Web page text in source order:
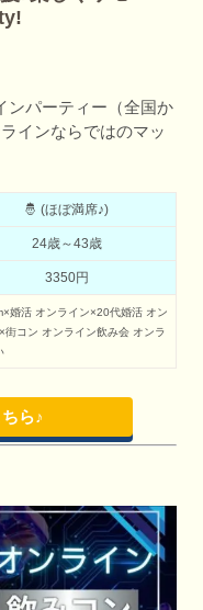
ンパーティー（全国か
インならではのマッ
🤴 (ほぼ満席♪)
24歳～43歳
3350円
婚活 オンライン×20代婚活 オン
街コン オンライン飲み会 オンラ
ら♪